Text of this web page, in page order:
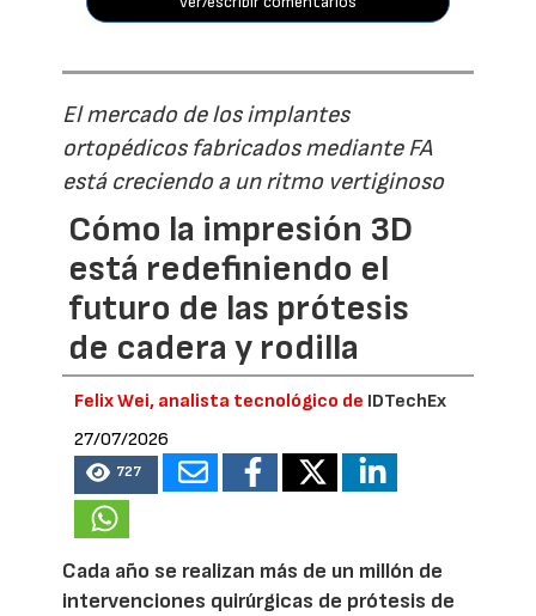
El mercado de los implantes
ortopédicos fabricados mediante FA
está creciendo a un ritmo vertiginoso
Cómo la impresión 3D
está redefiniendo el
futuro de las prótesis
de cadera y rodilla
Felix Wei, analista tecnológico de IDTechEx
27/07/2026
727
Cada año se realizan más de un millón de
intervenciones quirúrgicas de prótesis de